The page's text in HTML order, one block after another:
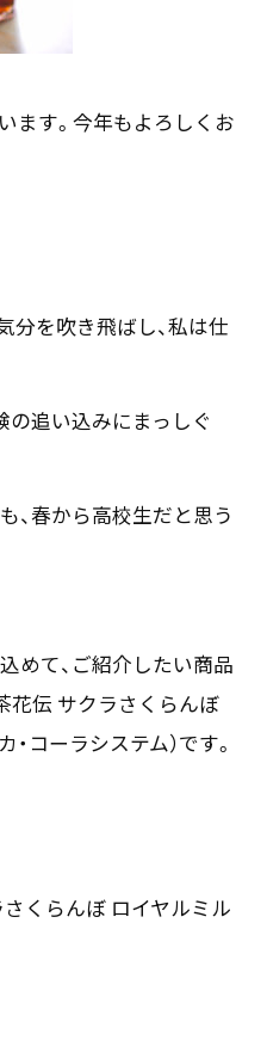
リサーチ株式会社
5358
ます。今年もよろしくお
分を吹き飛ばし、私は仕
の追い込みにまっしぐ
、春から高校生だと思う
めて、ご紹介したい商品
花伝 サクラさくらんぼ
・コーラシステム）です。
くらんぼ ロイヤルミル